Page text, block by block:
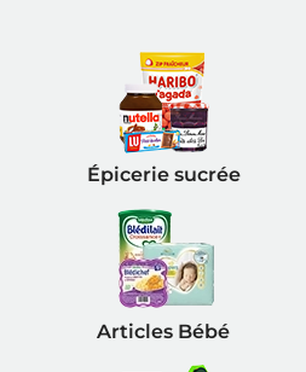
Épicerie sucrée
Articles Bébé